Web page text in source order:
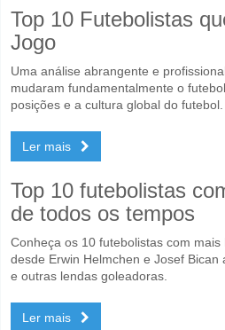
Top 10 Futebolistas
Jogo
Uma análise abrangente e
mudaram fundamentalmente o
posições e a cultura global do futebol.
Ler mais
Top 10 futebolistas
de todos os tempos
Conheça os 10 futebolistas com mais
desde Erwin Helmchen e Josef
e outras lendas goleadoras.
Ler mais